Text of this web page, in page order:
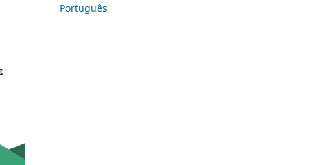
Português